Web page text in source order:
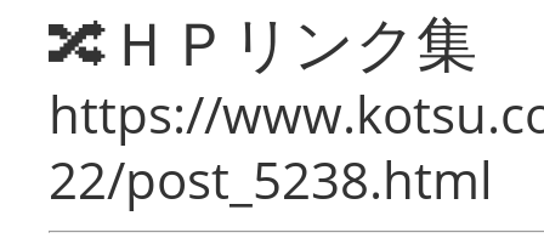
🔀ＨＰリンク集
https://
22/post_5238.html